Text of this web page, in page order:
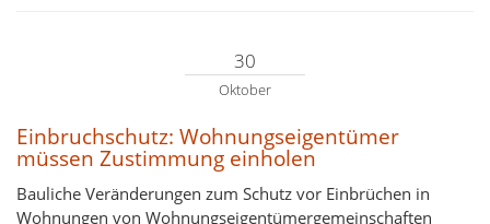
30
Oktober
Einbruchschutz: Wohnungseigentümer
müssen Zustimmung einholen
Bauliche Veränderungen zum Schutz vor Einbrüchen in
Wohnungen von Wohnungseigentümergemeinschaften